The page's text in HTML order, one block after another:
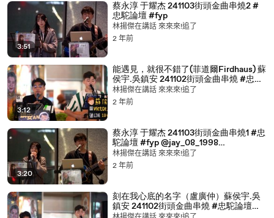
3:51
蔡永淳 于耀杰 241103街頭金曲串燒2 #
忠駝論壇 #fyp
林揚傑在講話 來來來!追了
2 年前
3:12
能遇見，就很不錯了(菲道爾Firdhaus) 蘇
侯宇.吳鎮安 241102街頭金曲串燒 #忠駝
論壇 #fyp
林揚傑在講話 來來來!追了
2 年前
3:20
蔡永淳 于耀杰 241103街頭金曲串燒1 #忠
駝論壇 #fyp @jay_08_1998
@chunchun890808
林揚傑在講話 來來來!追了
2 年前
刻在我心底的名字（盧廣仲）蘇侯宇.吳
鎮安 241102街頭金曲串燒 #忠駝論壇